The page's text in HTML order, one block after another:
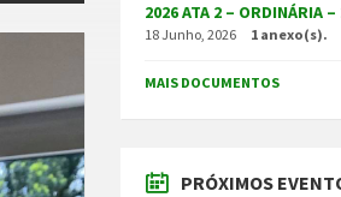
2026 ATA 2 – ORDINÁRIA
18 Junho, 2026 1 anexo(s).
MAIS DOCUMENTOS
PRÓXIMOS